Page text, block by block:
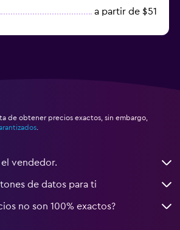
a partir de $51
de obtener precios exactos, sin embargo,
vendedor.
de datos para ti
no son 100% exactos?